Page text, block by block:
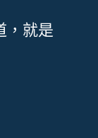
，就是